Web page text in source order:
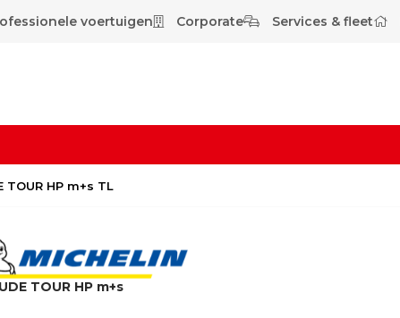
voertuigen Corporate Services & fleet
TOUR HP m+s TL
TOUR HP m+s